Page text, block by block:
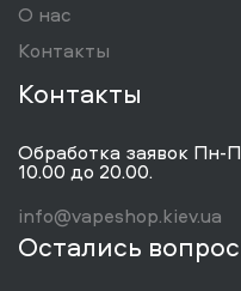
О нас
Контакты
Контакты
Обработка заявок Пн-
10.00 до 20.00.
info@vapeshop.kiev.ua
Остались